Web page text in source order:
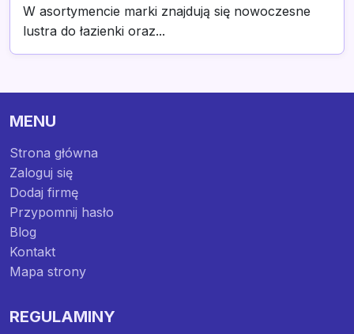
W asortymencie marki znajdują się nowoczesne
lustra do łazienki oraz...
MENU
Strona główna
Zaloguj się
Dodaj firmę
Przypomnij hasło
Blog
Kontakt
Mapa strony
REGULAMINY